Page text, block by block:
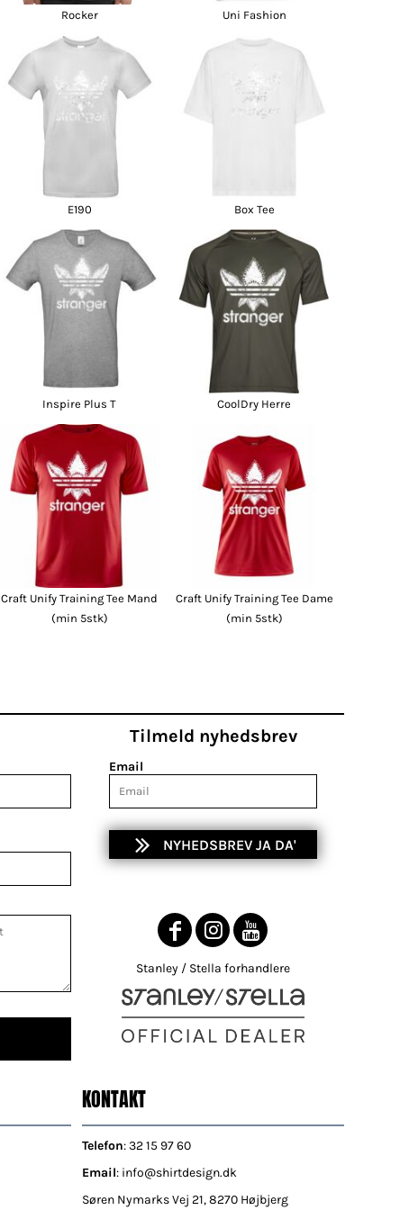
Rocker Uni Fashion
E190 Box Tee
Inspire Plus T CoolDry Herre
Craft Unify Training Tee Mand
(min 5stk)
Craft Unify Training Tee Dame
(min 5stk)
Tilmeld nyhedsbrev
Email
NYHEDSBREV JA DA'
Stanley / Stella forhandlere
KONTAKT
Telefon: 32 15 97 60
Email: info@shirtdesign.dk
Søren Nymarks Vej 21, 8270 Højbjerg